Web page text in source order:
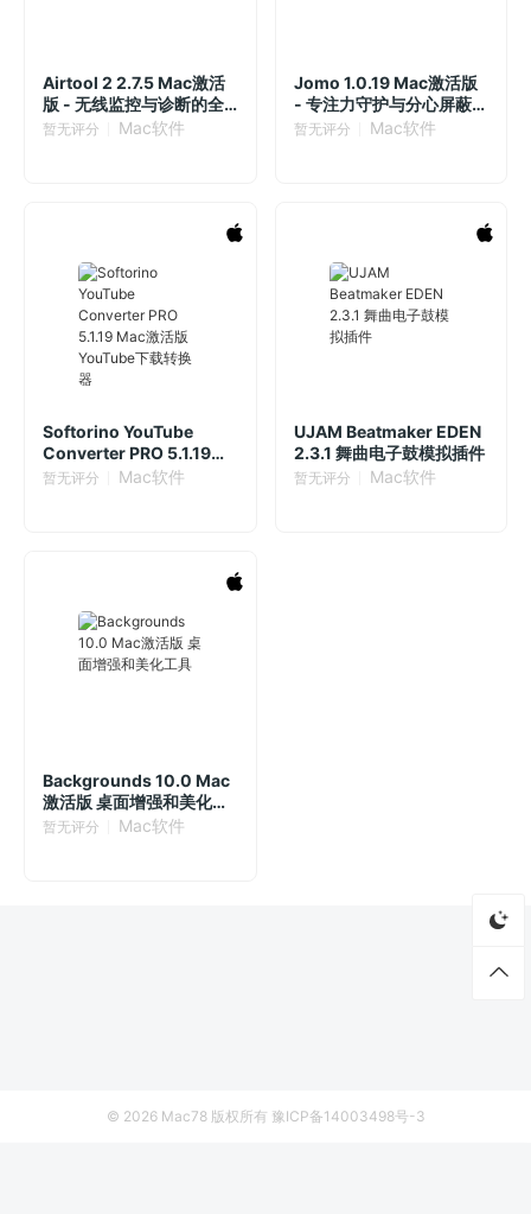
Airtool 2 2.7.5 Mac激活
版 - 无线监控与诊断的全
能工具
暂无评分 Mac软件
Jomo 1.0.19 Mac激活版
- 专注力守护与分心屏蔽工
具
暂无评分 Mac软件
Softorino YouTube
Converter PRO 5.1.19
Mac激活版 YouTube下载
暂无评分 Mac软件
UJAM Beatmaker EDEN
2.3.1 舞曲电子鼓模拟插件
暂无评分 Mac软件
Backgrounds 10.0 Mac
激活版 桌面增强和美化工
具
暂无评分 Mac软件
© 2026 Mac78版权所有 豫ICP备14003498号-3